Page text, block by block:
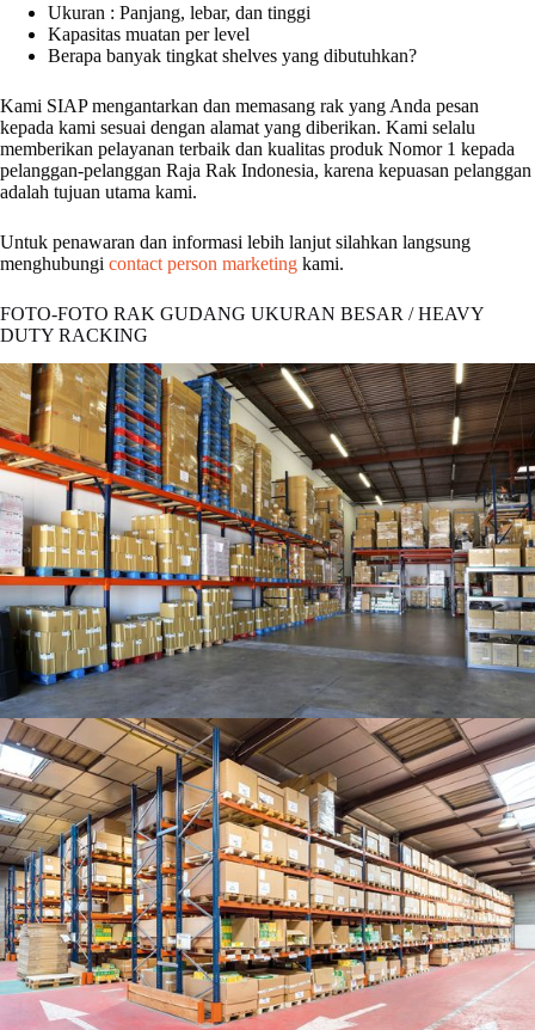
Ukuran : Panjang, lebar, dan tinggi
Kapasitas muatan per level
Berapa banyak tingkat shelves yang dibutuhkan?
Kami SIAP mengantarkan dan memasang rak yang Anda pesan
kepada kami sesuai dengan alamat yang diberikan. Kami selalu
memberikan pelayanan terbaik dan kualitas produk Nomor 1 kepada
pelanggan-pelanggan Raja Rak Indonesia, karena kepuasan pelanggan
adalah tujuan utama kami.
Untuk penawaran dan informasi lebih lanjut silahkan langsung
menghubungi contact person marketing kami.
FOTO-FOTO RAK GUDANG UKURAN BESAR / HEAVY
DUTY RACKING